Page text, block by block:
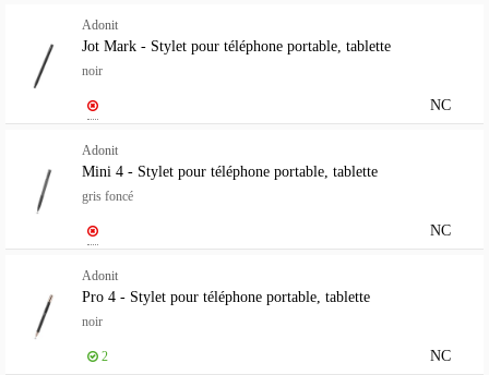
Adonit
Jot Mark - Stylet pour téléphone portable, tablette
noir
NC
Adonit
Mini 4 - Stylet pour téléphone portable, tablette
gris foncé
NC
Adonit
Pro 4 - Stylet pour téléphone portable, tablette
noir
NC
2